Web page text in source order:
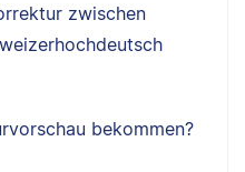
zwischen
bekommen?